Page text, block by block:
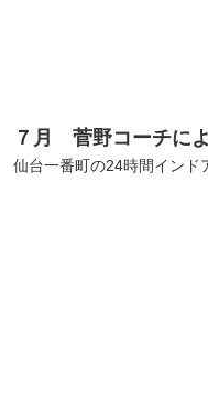
７月 菅野コーチに
仙台一番町の24時間インド